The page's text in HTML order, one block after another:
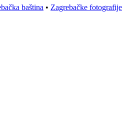
baština • Zagrebačke fotografije